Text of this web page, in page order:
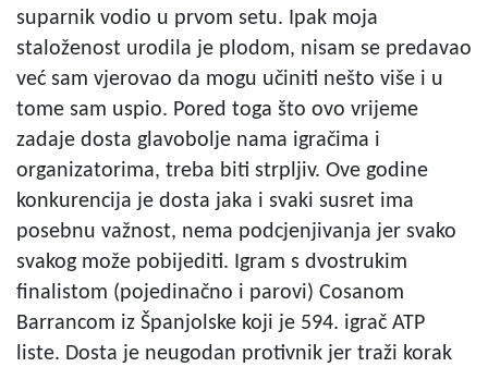
suparnik vodio u prvom setu. Ipak moja
staloženost urodila je plodom, nisam se predavao
već sam vjerovao da mogu učiniti nešto više i u
tome sam uspio. Pored toga što ovo vrijeme
zadaje dosta glavobolje nama igračima i
organizatorima, treba biti strpljiv. Ove godine
konkurencija je dosta jaka i svaki susret ima
posebnu važnost, nema podcjenjivanja jer svako
svakog može pobijediti. Igram s dvostrukim
finalistom (pojedinačno i parovi) Cosanom
Barrancom iz Španjolske koji je 594. igrač ATP
liste. Dosta je neugodan protivnik jer traži korak